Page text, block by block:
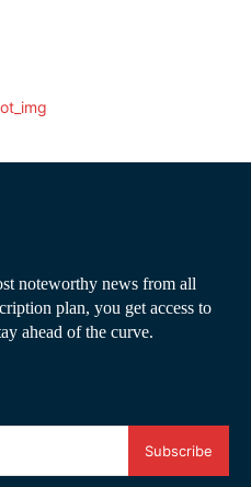
noteworthy news from all
plan, you get access to
ahead of the curve.
Subscribe